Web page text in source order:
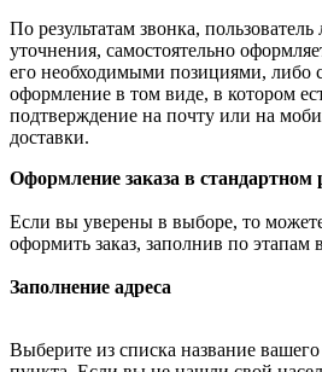
По результатам звонка,
уточнения, самостоятельно
его необходимыми позициями, либо
оформление в том виде, в котором
подтверждение на почту или на
доставки.
Оформление заказа в стандартном
Если вы уверены в выборе, то
оформить заказ, заполнив по этапам
Заполнение адреса
Выберите из списка название